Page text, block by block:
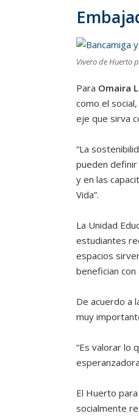
Vivero de Huerto
Para Omaira
como el
eje que sirva
“La
pueden definir
y en las
Vida”.
La Unidad
estudiantes
espacios
benefician
De acuerdo a
muy
“Es valorar lo
El Huerto
socialmente